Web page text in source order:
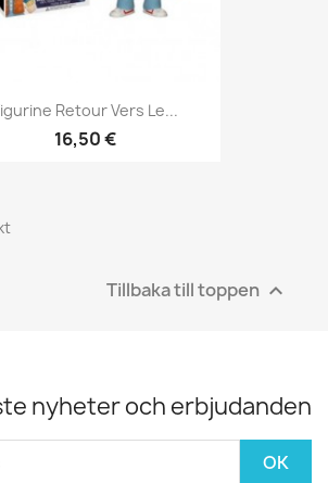
Retour Vers Le...
16,50 €
Tillbaka till toppen 
nyheter och erbjudanden